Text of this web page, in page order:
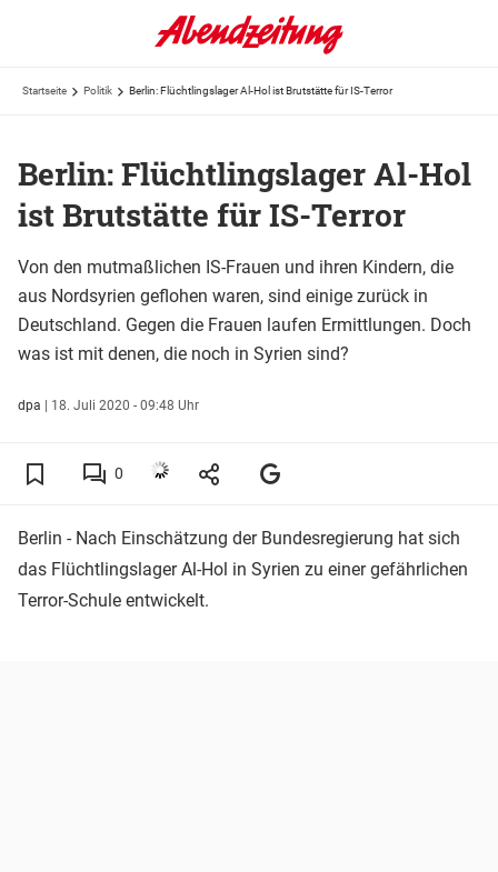
Startseite Politik Berlin: Flüchtlingslager Al-Hol ist Brutstätte für IS-Terror
Berlin: Flüchtlingslager Al-Hol
ist Brutstätte für IS-Terror
Von den mutmaßlichen IS-Frauen und ihren Kindern, die
aus Nordsyrien geflohen waren, sind einige zurück in
Deutschland. Gegen die Frauen laufen Ermittlungen. Doch
was ist mit denen, die noch in Syrien sind?
dpa | 18. Juli 2020 - 09:48 Uhr
0
Berlin - Nach Einschätzung der Bundesregierung hat sich
das Flüchtlingslager Al-Hol in Syrien zu einer gefährlichen
Terror-Schule entwickelt.